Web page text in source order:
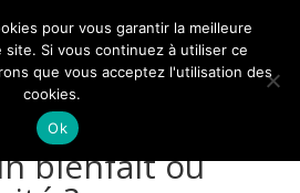
bienfait ou
pour vous garantir la meilleure
Si vous continuez à utiliser ce
que vous acceptez l'utilisation des
cookies.
Ok